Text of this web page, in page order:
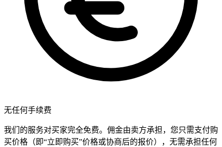
无任何手续费
我们的服务对买家完全免费。佣金由卖方承担，您只需支付购
买价格（即“立即购买”价格或协商后的报价），无需承担任何